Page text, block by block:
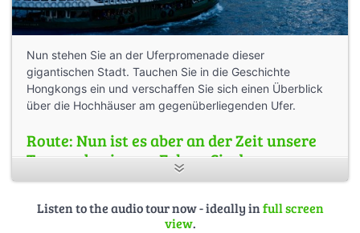
Nun stehen Sie an der Uferpromenade dieser
gigantischen Stadt. Tauchen Sie in die Geschichte
Hongkongs ein und verschaffen Sie sich einen Überblick
über die Hochhäuser am gegenüberliegenden Ufer.
Route: Nun ist es aber an der Zeit unsere
Tour zu beginnen. Folgen Sie der
Promenade nach links und begeben Sie
sich zum Pier der Star Ferry.
Listen to the audio tour now - ideally infull screen
view.